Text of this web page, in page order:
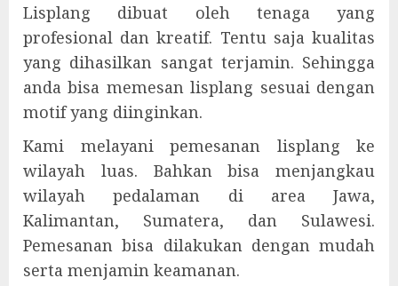
Lisplang dibuat oleh tenaga yang
profesional dan kreatif. Tentu saja kualitas
yang dihasilkan sangat terjamin. Sehingga
anda bisa memesan lisplang sesuai dengan
motif yang diinginkan.
Kami melayani pemesanan lisplang ke
wilayah luas. Bahkan bisa menjangkau
wilayah pedalaman di area Jawa,
Kalimantan, Sumatera, dan Sulawesi.
Pemesanan bisa dilakukan dengan mudah
serta menjamin keamanan.